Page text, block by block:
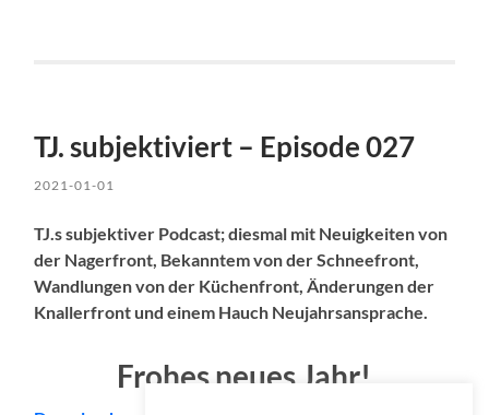
TJ. subjektiviert – Episode 027
2021-01-01
TJ.s subjektiver Podcast; diesmal mit Neuigkeiten von
der Nagerfront, Bekanntem von der Schneefront,
Wandlungen von der Küchenfront, Änderungen der
Knallerfront und einem Hauch Neujahrsansprache.
Frohes neues Jahr!